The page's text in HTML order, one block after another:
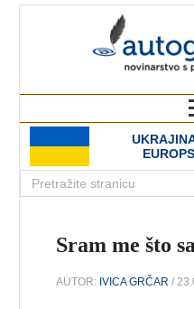
Sram me što
AUTOR: IVICA GRČAR /